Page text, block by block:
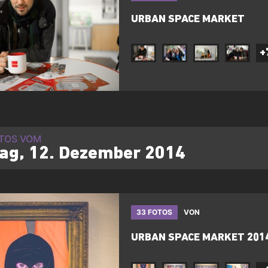
URBAN SPACE MARKET
VOM
12. Dezember 2014
33 FOTOS VON
URBAN SPACE MARKET